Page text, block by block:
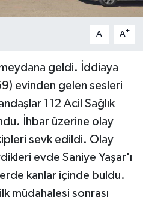
A- A+
geldi. İddiaya
evinden gelen sesleri
112 Acil Sağlık
İhbar üzerine olay
sevk edildi. Olay
evde Saniye Yaşar'ı
kanlar içinde buldu.
müdahalesi sonrası